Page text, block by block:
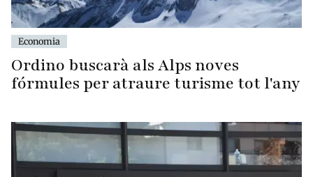
Economia
Ordino buscarà als Alps noves
fórmules per atraure turisme tot l'any